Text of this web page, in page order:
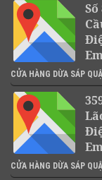
CỬA HÀNG DỪA SÁP
CỬA HÀNG DỪA SÁP